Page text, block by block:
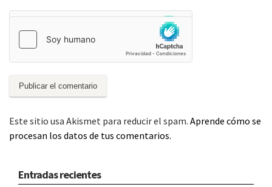
Este sitio usa Akismet para reducir el spam. Aprende cómo se
procesan los datos de tus comentarios.
Entradas recientes